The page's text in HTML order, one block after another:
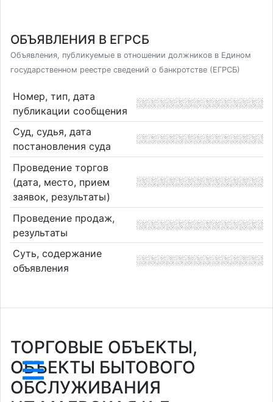
ОБЪЯВЛЕНИЯ В ЕГРСБ
Объявления, публикуемые в отношении должников в Едином
государственном реестре сведений о банкротстве (ЕГРСБ)
Номер, тип, дата
публикации сообщения
Суд, судья, дата
постановления суда
Проведение торгов
(дата, место, прием
заявок, результаты)
Проведение продаж,
результаты
Суть, содержание
объявления
ТОРГОВЫЕ ОБЪЕКТЫ,
ОБЪЕКТЫ БЫТОВОГО
ОБСЛУЖИВАНИЯ